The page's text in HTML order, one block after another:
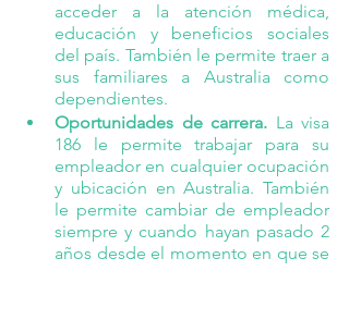
acceder a la atención médica,
educación y beneficios sociales
del país. También le permite traer a
sus familiares a Australia como
dependientes.
Oportunidades de carrera. La visa
186 le permite trabajar para su
empleador en cualquier ocupación
y ubicación en Australia. También
le permite cambiar de empleador
siempre y cuando hayan pasado 2
años desde el momento en que se